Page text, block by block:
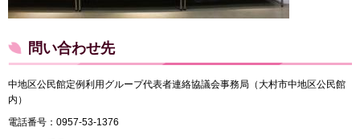
問い合わせ先
中地区公民館定例利用グループ代表者連絡協議会事務局（大村市中地区公民館
内）
電話番号：0957-53-1376